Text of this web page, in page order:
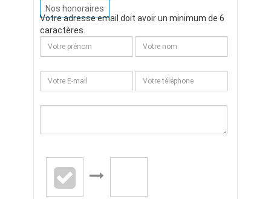
Nos honoraires
Votre adresse email doit avoir un minimum de 6
caractères.